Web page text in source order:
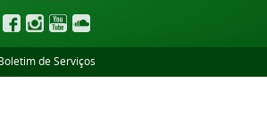
de Serviços